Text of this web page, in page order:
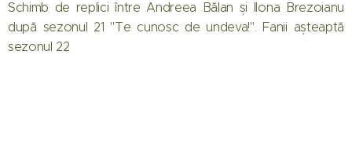
Schimb de replici între Andreea Bălan și Ilona Brezoianu
după sezonul 21 "Te cunosc de undeva!". Fanii așteaptă
sezonul 22